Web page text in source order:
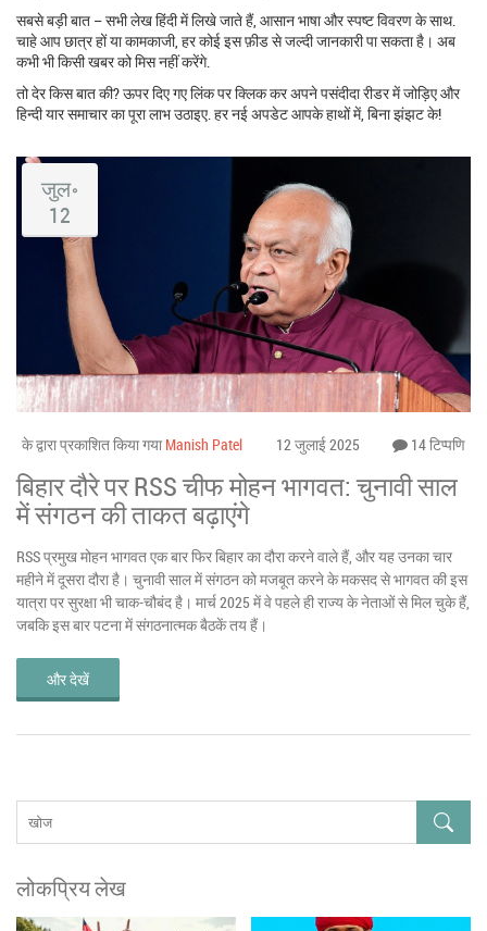
सबसे बड़ी बात – सभी लेख हिंदी में लिखे जाते हैं, आसान भाषा और स्पष्ट विवरण के साथ.
चाहे आप छात्र हों या कामकाजी, हर कोई इस फ़ीड से जल्दी जानकारी पा सकता है। अब
कभी भी किसी खबर को मिस नहीं करेंगे.
तो देर किस बात की? ऊपर दिए गए लिंक पर क्लिक कर अपने पसंदीदा रीडर में जोड़िए और
हिन्दी यार समाचार का पूरा लाभ उठाइए. हर नई अपडेट आपके हाथों में, बिना झंझट के!
जुल॰
12
के द्वारा प्रकाशित किया गया Manish Patel 12 जुलाई 2025 14 टिप्पणि
बिहार दौरे पर RSS चीफ मोहन भागवत: चुनावी साल
में संगठन की ताकत बढ़ाएंगे
RSS प्रमुख मोहन भागवत एक बार फिर बिहार का दौरा करने वाले हैं, और यह उनका चार
महीने में दूसरा दौरा है। चुनावी साल में संगठन को मजबूत करने के मकसद से भागवत की इस
यात्रा पर सुरक्षा भी चाक-चौबंद है। मार्च 2025 में वे पहले ही राज्य के नेताओं से मिल चुके हैं,
जबकि इस बार पटना में संगठनात्मक बैठकें तय हैं।
और देखें
लोकप्रिय लेख